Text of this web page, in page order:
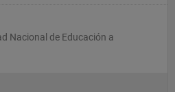
Nacional de Educación a